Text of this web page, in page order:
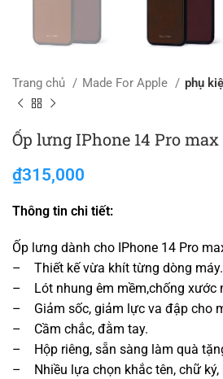
Trang chủ Made For Apple phụ
Ốp lưng IPhone 14 Pro
₫315,000
Thông tin chi tiết:
Ốp lưng dành cho IPhone 14 Pro
– Thiết kế vừa khít từng dòng máy.
– Lót nhung êm mềm,chống xước
– Giảm sốc, giảm lực va đập cho
– Cầm chắc, đằm tay.
– Hộp riêng, sẵn sàng làm quà
– Nhiều lựa chọn khắc tên, chữ ký,